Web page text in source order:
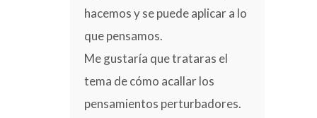
hacemos y se puede aplicar a lo
que pensamos.
Me gustaría que trataras el
tema de cómo acallar los
pensamientos perturbadores.